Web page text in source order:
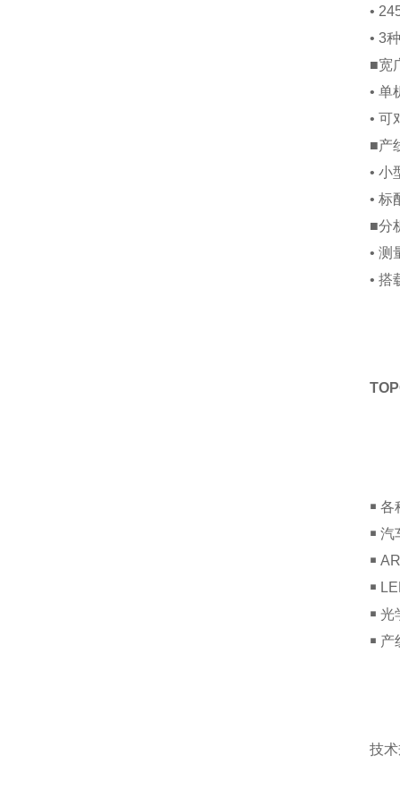
•
• 3
■宽
• 单
• 可
■产
• 小
• 标
■分
• 测
• 搭
￭ 各
￭ 汽
￭
￭
￭ 光
￭ 产
技